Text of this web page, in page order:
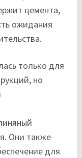
цемента,
ожидания
только для
но
Они также
для